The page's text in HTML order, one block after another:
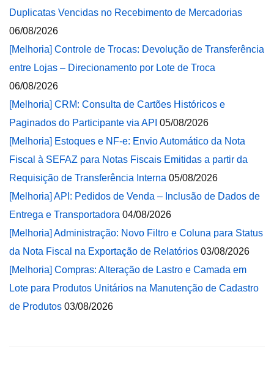
Duplicatas Vencidas no Recebimento de Mercadorias
06/08/2026
[Melhoria] Controle de Trocas: Devolução de Transferência
entre Lojas – Direcionamento por Lote de Troca
06/08/2026
[Melhoria] CRM: Consulta de Cartões Históricos e
Paginados do Participante via API 05/08/2026
[Melhoria] Estoques e NF-e: Envio Automático da Nota
Fiscal à SEFAZ para Notas Fiscais Emitidas a partir da
Requisição de Transferência Interna 05/08/2026
[Melhoria] API: Pedidos de Venda – Inclusão de Dados de
Entrega e Transportadora 04/08/2026
[Melhoria] Administração: Novo Filtro e Coluna para Status
da Nota Fiscal na Exportação de Relatórios 03/08/2026
[Melhoria] Compras: Alteração de Lastro e Camada em
Lote para Produtos Unitários na Manutenção de Cadastro
de Produtos 03/08/2026